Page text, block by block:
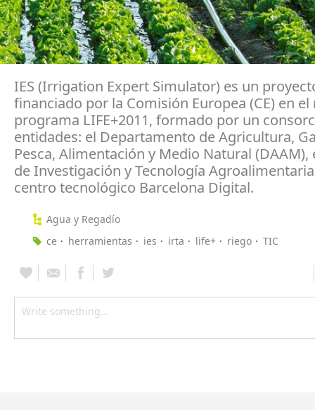
IES (Irrigation Expert Simulator) es un
financiado por la Comisión Europea (CE) en
programa LIFE+2011, formado por un
entidades: el Departamento de Agricultura,
Pesca, Alimentación y Medio Natural
de Investigación y Tecnología
centro tecnológico Barcelona Digital.
Agua y Regadío
ce
herramientas ies irta life+ riego TIC